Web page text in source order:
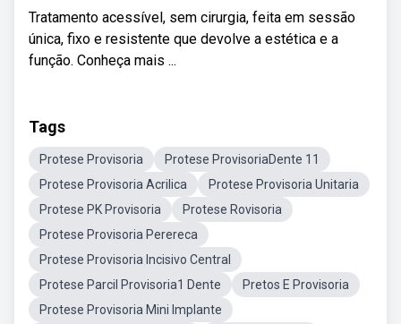
Tratamento acessível, sem cirurgia, feita em sessão
única, fixo e resistente que devolve a estética e a
função. Conheça mais ...
Tags
Protese Provisoria
Protese ProvisoriaDente 11
Protese Provisoria Acrilica
Protese Provisoria Unitaria
Protese PK Provisoria
Protese Rovisoria
Protese Provisoria Perereca
Protese Provisoria Incisivo Central
Protese Parcil Provisoria1 Dente
Pretos E Provisoria
Protese Provisoria Mini Implante